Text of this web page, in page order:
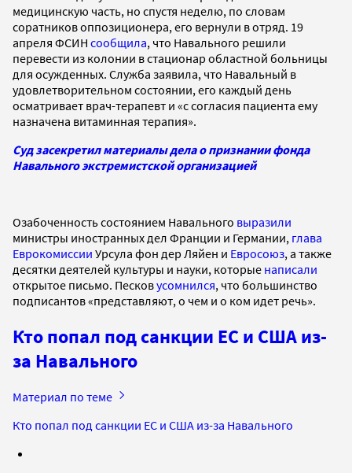
медицинскую часть, но спустя неделю, по словам
соратников оппозиционера, его вернули в отряд. 19
апреля ФСИН сообщила, что Навального решили
перевести из колонии в стационар областной больницы
для осужденных. Служба заявила, что Навальный в
удовлетворительном состоянии, его каждый день
осматривает врач-терапевт и «с согласия пациента ему
назначена витаминная терапия».
Суд засекретил материалы дела о признании фонда
Навального экстремистской организацией
Озабоченность состоянием Навального выразили
министры иностранных дел Франции и Германии, глава
Еврокомиссии Урсула фон дер Ляйен и Евросоюз, а также
десятки деятелей культуры и науки, которые написали
открытое письмо. Песковусомнился, что большинство
подписантов «представляют, о чем и о ком идет речь».
Кто попал под санкции ЕС и США из-
за Навального
Материал по теме
Кто попал под санкции ЕС и США из-за Навального